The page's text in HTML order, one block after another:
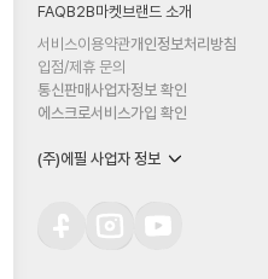
FAQB2B마켓 브랜드 소개
서비스이용약관개인정보처리방침
입점/제휴 문의
통신판매사업자정보 확인
에스크로서비스가입 확인
(주)에필 사업자 정보